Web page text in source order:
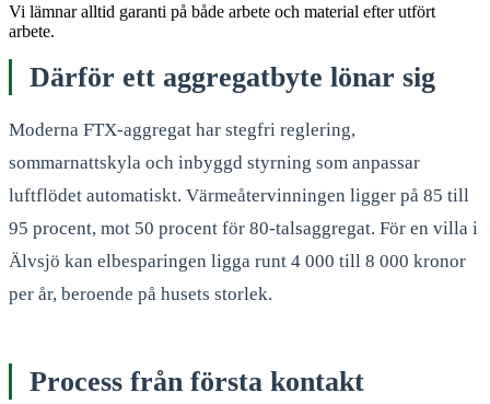
Vi lämnar alltid garanti på både arbete och material efter utfört
arbete.
Därför ett aggregatbyte lönar sig
Moderna FTX-aggregat har stegfri reglering,
sommarnattskyla och inbyggd styrning som anpassar
luftflödet automatiskt. Värmeåtervinningen ligger på 85 till
95 procent, mot 50 procent för 80-talsaggregat. För en villa i
Älvsjö kan elbesparingen ligga runt 4 000 till 8 000 kronor
per år, beroende på husets storlek.
Process från första kontakt